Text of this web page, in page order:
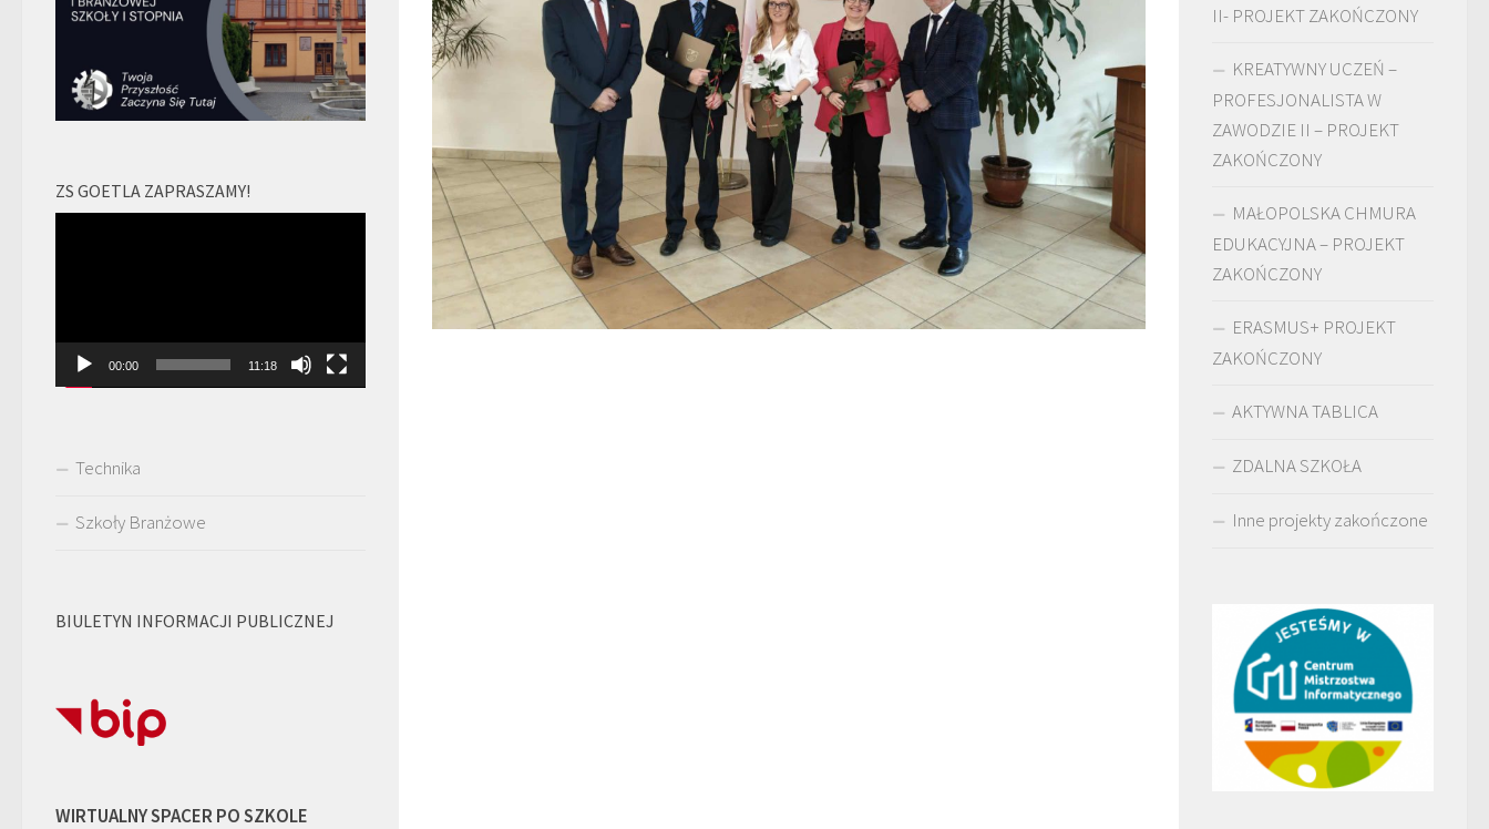
ZS GOETLA ZAPRASZAMY!
00:00 11:18
Technika
Szkoły Branżowe
BIULETYN INFORMACJI PUBLICZNEJ
WIRTUALNY SPACER PO SZKOLE
II- PROJEKT ZAKOŃCZONY
KREATYWNY UCZEŃ –
PROFESJONALISTA W
ZAWODZIE II – PROJEKT
ZAKOŃCZONY
MAŁOPOLSKA CHMURA
EDUKACYJNA – PROJEKT
ZAKOŃCZONY
ERASMUS+ PROJEKT
ZAKOŃCZONY
AKTYWNA TABLICA
ZDALNA SZKOŁA
Inne projekty zakończone